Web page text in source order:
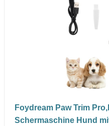
Foydream Paw Trim
Schermaschine Hund